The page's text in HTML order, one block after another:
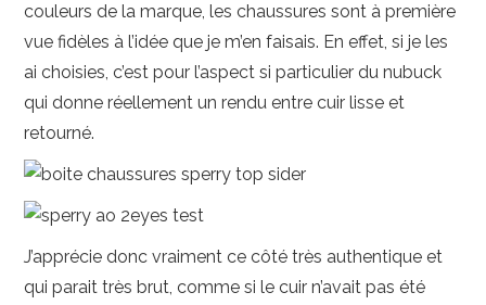
couleurs de la marque, les chaussures sont à première
vue fidèles à l’idée que je m’en faisais. En effet, si je les
ai choisies, c’est pour l’aspect si particulier du nubuck
qui donne réellement un rendu entre cuir lisse et
retourné.
J’apprécie donc vraiment ce côté très authentique et
qui parait très brut, comme si le cuir n’avait pas été